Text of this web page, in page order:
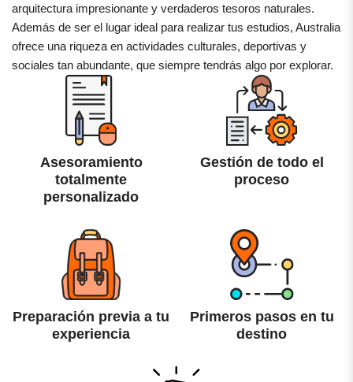
arquitectura impresionante y verdaderos tesoros naturales.
Además de ser el lugar ideal para realizar tus estudios, Australia
ofrece una riqueza en actividades culturales, deportivas y
sociales tan abundante, que siempre tendrás algo por explorar.
Asesoramiento
totalmente
personalizado
Gestión de todo el
proceso
Preparación previa a tu
experiencia
Primeros pasos en tu
destino